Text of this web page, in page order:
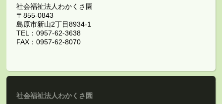
社会福祉法人わかくさ園
〒855-0843
島原市新山2丁目8934-1
TEL：0957-62-3638
FAX：0957-62-8070
社会福祉法人わかくさ園